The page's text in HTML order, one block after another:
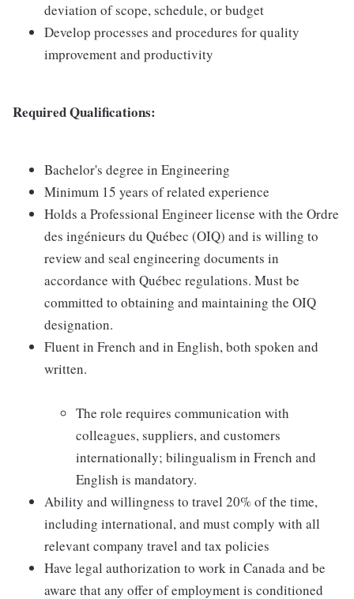
deviation of scope, schedule, or budget
Develop processes and procedures for quality
improvement and productivity
Required Qualifications:
Bachelor's degree in Engineering
Minimum 15 years of related experience
Holds a Professional Engineer license with the Ordre
des ingénieurs du Québec (OIQ) and is willing to
review and seal engineering documents in
accordance with Québec regulations. Must be
committed to obtaining and maintaining the OIQ
designation.
Fluent in French and in English, both spoken and
written.
The role requires communication with
colleagues, suppliers, and customers
internationally; bilingualism in French and
English is mandatory.
Ability and willingness to travel 20% of the time,
including international, and must comply with all
relevant company travel and tax policies
Have legal authorization to work in Canada and be
aware that any offer of employment is conditioned